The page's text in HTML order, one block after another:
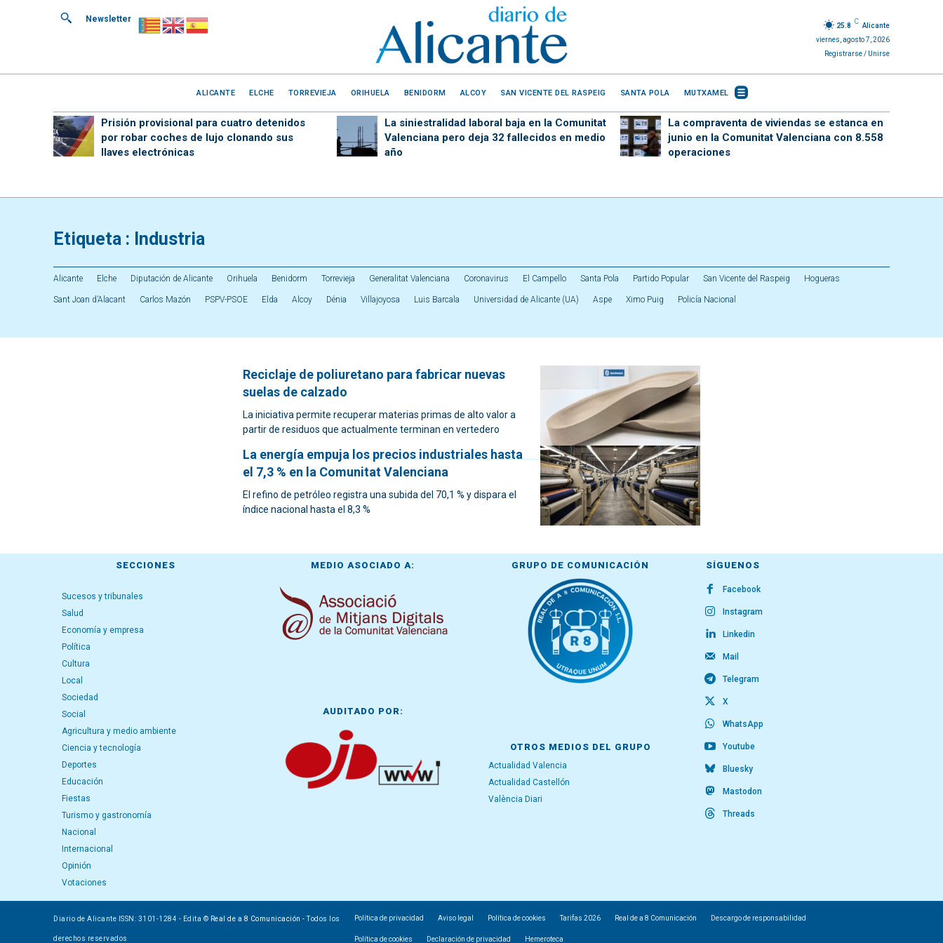
Newsletter
25.8
C
Alicante
viernes, agosto 7, 2026
Registrarse / Unirse
ALICANTE ELCHE TORREVIEJA ORIHUELA BENIDORM ALCOY SAN VICENTE DEL RASPEIG SANTA POLA MUTXAMEL
Prisión provisional para cuatro detenidos
por robar coches de lujo clonando sus
llaves electrónicas
La siniestralidad laboral baja en la Comunitat
Valenciana pero deja 32 fallecidos en medio
año
La compraventa de viviendas se estanca en
junio en la Comunitat Valenciana con 8.558
operaciones
Etiqueta : Industria
Alicante Elche Diputación de Alicante Orihuela Benidorm Torrevieja Generalitat Valenciana Coronavirus El Campello Santa Pola Partido Popular San Vicente del Raspeig Hogueras
Sant Joan d’Alacant Carlos Mazón PSPV-PSOE Elda Alcoy Dénia Villajoyosa Luis Barcala Universidad de Alicante (UA) Aspe Ximo Puig Policía Nacional
Reciclaje de poliuretano para fabricar nuevas
suelas de calzado
La iniciativa permite recuperar materias primas de alto valor a
partir de residuos que actualmente terminan en vertedero
La energía empuja los precios industriales hasta
el 7,3 % en la Comunitat Valenciana
El refino de petróleo registra una subida del 70,1 % y dispara el
índice nacional hasta el 8,3 %
SECCIONES
Sucesos y tribunales
Salud
Economía y empresa
Política
Cultura
Local
Sociedad
Social
Agricultura y medio ambiente
Ciencia y tecnología
Deportes
Educación
Fiestas
Turismo y gastronomía
Nacional
Internacional
Opinión
Votaciones
MEDIO ASOCIADO A:
AUDITADO POR:
GRUPO DE COMUNICACIÓN
OTROS MEDIOS DEL GRUPO
Actualidad Valencia
Actualidad Castellón
València Diari
SÍGUENOS
Facebook
Instagram
Linkedin
Mail
Telegram
X
WhatsApp
Youtube
Bluesky
Mastodon
Threads
Diario de Alicante ISSN: 3101-1284 - Edita © Real de a 8 Comunicación - Todos los
derechos reservados
Política de privacidad Aviso legal Política de cookies Tarifas 2026 Real de a 8 Comunicación Descargo de responsabilidad
Política de cookies Declaración de privacidad Hemeroteca